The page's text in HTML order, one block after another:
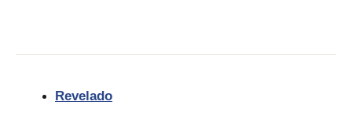
Revelado